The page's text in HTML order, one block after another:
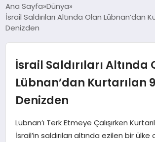
TEKNOLOJI
YAŞAM
EKONOMI
Ana Sayfa Dünya
İsrail Saldırıları Altında Olan Lübnan’dan
Denizden
İsrail Saldırıları Altında
Lübnan’dan Kurtarılan
Denizden
Lübnan’ı Terk Etmeye Çalışırken
İsrail’in saldırıları altında ezilen bir